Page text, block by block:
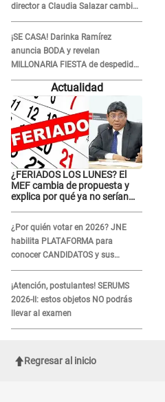
director a Claudia Salazar cambio
de darle TEMAS musicales:
"Depende..."
¡SE CASA! Darinka Ramírez
anuncia BODA y revelan
MILLONARIA FIESTA de despedida
de soltera en una playa exclusiva:
“Solo mujeres...”Actualidad
¿FERIADOS LOS LUNES? El
MEF cambia de propuesta y
explica por qué ya no serían
¿Por quién votar en 2026? JNE
habilita PLATAFORMA para
conocer CANDIDATOS y sus
propuestas
¡Atención, postulantes! SERUMS
2026-II: estos objetos NO podrás
llevar al examen
Regresar al inicio